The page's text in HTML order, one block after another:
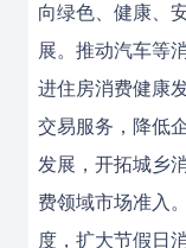
向绿色、健康、
展。推动汽车等
进住房消费健康
交易服务，降低
发展，开拓城乡
费领域市场准入
度，扩大节假日